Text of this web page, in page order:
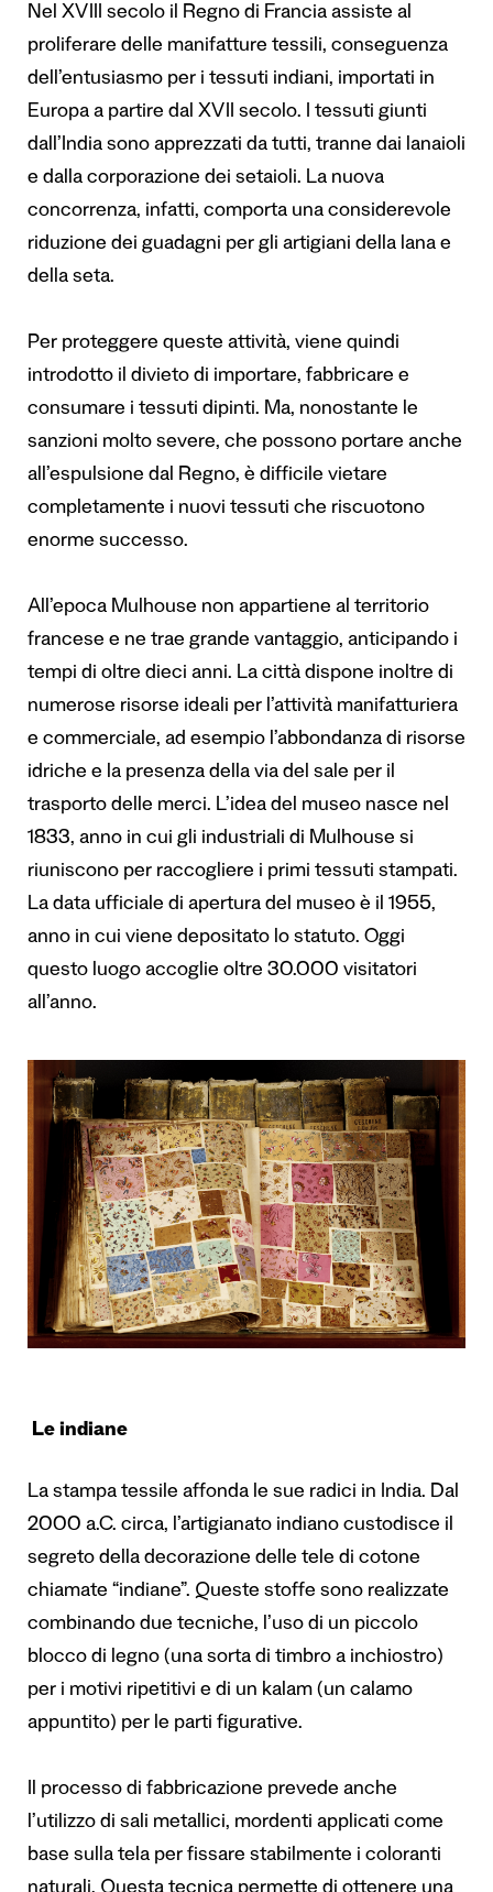
Nel XVIII secolo il Regno di Francia assiste al
proliferare delle manifatture tessili, conseguenza
dell’entusiasmo per i tessuti indiani, importati in
Europa a partire dal XVII secolo. I tessuti giunti
dall’India sono apprezzati da tutti, tranne dai lanaioli
e dalla corporazione dei setaioli. La nuova
concorrenza, infatti, comporta una considerevole
riduzione dei guadagni per gli artigiani della lana e
della seta.
Per proteggere queste attività, viene quindi
introdotto il divieto di importare, fabbricare e
consumare i tessuti dipinti. Ma, nonostante le
sanzioni molto severe, che possono portare anche
all’espulsione dal Regno, è difficile vietare
completamente i nuovi tessuti che riscuotono
enorme successo.
All’epoca Mulhouse non appartiene al territorio
francese e ne trae grande vantaggio, anticipando i
tempi di oltre dieci anni. La città dispone inoltre di
numerose risorse ideali per l’attività manifatturiera
e commerciale, ad esempio l’abbondanza di risorse
idriche e la presenza della via del sale per il
trasporto delle merci. L’idea del museo nasce nel
1833, anno in cui gli industriali di Mulhouse si
riuniscono per raccogliere i primi tessuti stampati.
La data ufficiale di apertura del museo è il 1955,
anno in cui viene depositato lo statuto. Oggi
questo luogo accoglie oltre 30.000 visitatori
all’anno.
Le indiane
La stampa tessile affonda le sue radici in India. Dal
2000 a.C. circa, l’artigianato indiano custodisce il
segreto della decorazione delle tele di cotone
chiamate “indiane”. Queste stoffe sono realizzate
combinando due tecniche, l’uso di un piccolo
blocco di legno (una sorta di timbro a inchiostro)
per i motivi ripetitivi e di un kalam (un calamo
appuntito) per le parti figurative.
Il processo di fabbricazione prevede anche
l’utilizzo di sali metallici, mordenti applicati come
base sulla tela per fissare stabilmente i coloranti